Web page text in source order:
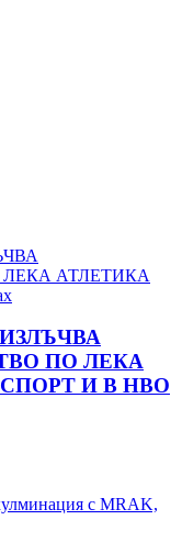
ИЗЛЪЧВА
ПО ЛЕКА
И В НВО